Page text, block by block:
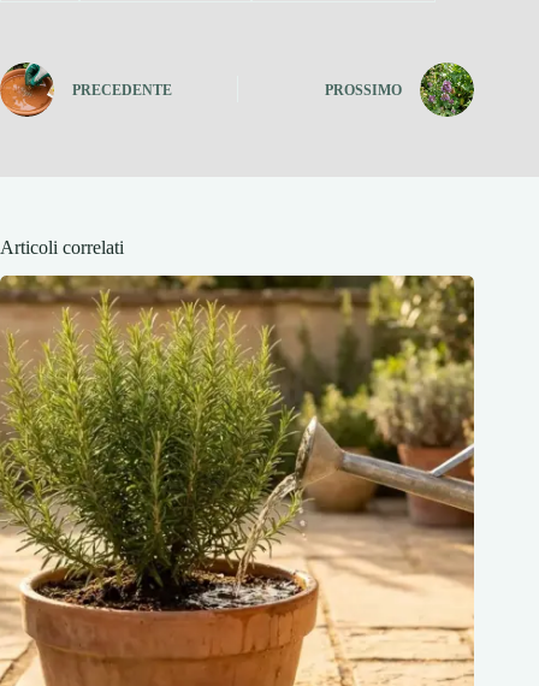
PRECEDENTE PROSSIMO
Articoli correlati